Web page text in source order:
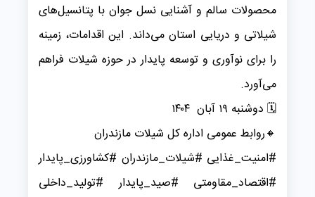
محصولات سالم و آشنایی نسل جوان با پتانسیل‌های
شیلاتی و دریایی استان می‌داند. این اقدامات، زمینه
را برای نوآوری و توسعه پایدار در حوزه شیلات فراهم
می‌آورد.
🗓 ️دوشنبه ۱۹ آبان ۱۴۰۴
️🔸️روابط عمومی اداره کل شیلات مازندران
#امنیت_غذایی #شیلات_مازندران #کشاورزی_پایدار
#اقتصاد_مقاومتی #صید_پایدار #تولید_داخلی